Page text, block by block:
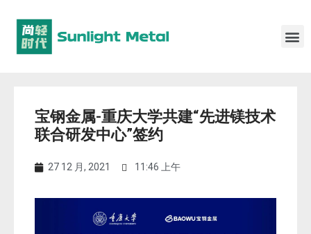
宝钢金属-重庆大学共建“先进镁技术
联合研发中心”签约
27 12 月, 2021 11:46 上午